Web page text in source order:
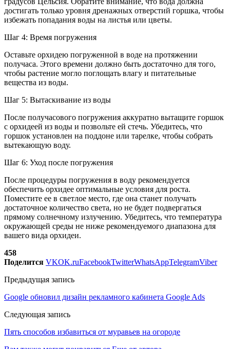
достигать только уровня дренажных отверстий горшка, чтобы
избежать попадания воды на листья или цветы.
Шаг 4: Время погружения
Оставьте орхидею погруженной в воде на протяжении
получаса. Этого времени должно быть достаточно для того,
чтобы растение могло поглощать влагу и питательные
вещества из воды.
Шаг 5: Вытаскивание из воды
После получасового погружения аккуратно вытащите горшок
с орхидеей из воды и позвольте ей стечь. Убедитесь, что
горшок установлен на поддоне или тарелке, чтобы собрать
вытекающую воду.
Шаг 6: Уход после погружения
После процедуры погружения в воду рекомендуется
обеспечить орхидее оптимальные условия для роста.
Поместите ее в светлое место, где она станет получать
достаточное количество света, но не будет подвергаться
прямому солнечному излучению. Убедитесь, что температура
окружающей среды не ниже рекомендуемого диапазона для
вашего вида орхидеи.
458
Поделится VKOK.ruFacebookTwitterWhatsAppTelegramViber
Предыдущая запись
Google обновил дизайн рекламного кабинета Google Ads
Следующая запись
Пять способов избавиться от муравьев на огороде